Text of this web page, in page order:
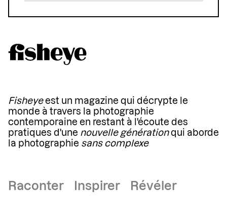
Fisheyeest un magazine qui décrypte le
monde à travers la photographie
contemporaine en restant à l'écoute des
pratiques d'une nouvelle générationqui aborde
la photographie sans complexe
Raconter Inspirer Révéler